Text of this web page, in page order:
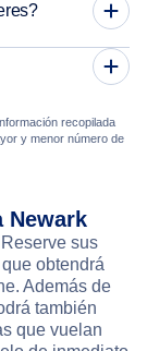
recopilada
y menor número de
Newark
sus
obtendrá
Además de
también
que vuelan